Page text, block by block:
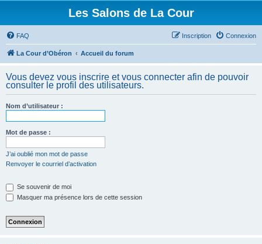
Les Salons de La Cour
FAQ Connexion
Inscription
La Cour d’Obéron Accueil du forum
Vous devez vous inscrire et vous connecter afin de pouvoir
consulter le profil des utilisateurs.
Nom d’utilisateur :
Mot de passe :
J’ai oublié mon mot de passe
Renvoyer le courriel d’activation
Se souvenir de moi
Masquer ma présence lors de cette session